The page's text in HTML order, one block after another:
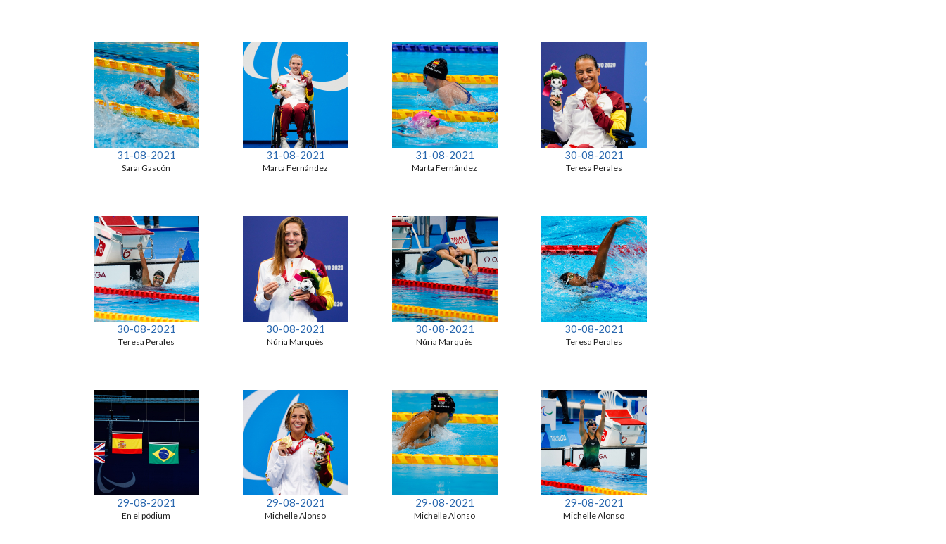
31-08-2021
Sarai Gascón
31-08-2021
Marta Fernández
31-08-2021
Marta Fernández
30-08-2021
Teresa Perales
30-08-2021
Teresa Perales
30-08-2021
Núria Marquès
30-08-2021
Núria Marquès
30-08-2021
Teresa Perales
29-08-2021
En el pódium
29-08-2021
Michelle Alonso
29-08-2021
Michelle Alonso
29-08-2021
Michelle Alonso